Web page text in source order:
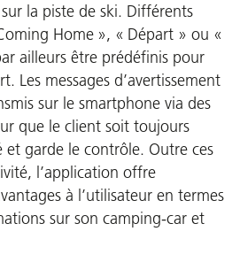
la piste de ski. Différents
Home », « Départ » ou «
ailleurs être prédéfinis pour
Les messages d’avertissement
sur le smartphone via des
que le client soit toujours
garde le contrôle. Outre ces
l’application offre
à l’utilisateur en termes
sur son camping-car et